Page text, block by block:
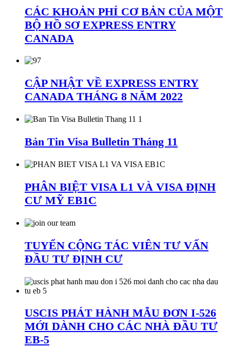
CÁC KHOẢN PHÍ CƠ BẢN CỦA MỘT
BỘ HỒ SƠ EXPRESS ENTRY
CANADA
CẬP NHẬT VỀ EXPRESS ENTRY
CANADA THÁNG 8 NĂM 2022
Bản Tin Visa Bulletin Tháng 11
PHÂN BIỆT VISA L1 VÀ VISA ĐỊNH
CƯ MỸ EB1C
TUYỂN CỘNG TÁC VIÊN TƯ VẤN
ĐẦU TƯ ĐỊNH CƯ
USCIS PHÁT HÀNH MẪU ĐƠN I-526
MỚI DÀNH CHO CÁC NHÀ ĐẦU TƯ
EB-5